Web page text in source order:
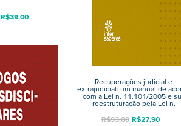
R$39,00
Recuperações judicial e
extrajudicial: um manual de
com a Lei n. 11.101/2005 e
reestruturação pela Lei n.
14.112/2020 – Capa dura
R$93,00 R$27,90